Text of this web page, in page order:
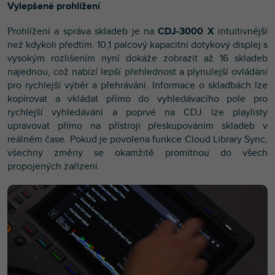
Vylepšené prohlížení
Prohlížení a správa skladeb je naCDJ-3000 Xintuitivnější
než kdykoli předtím. 10,1 palcový kapacitní dotykový displej s
vysokým rozlišením nyní dokáže zobrazit až 16 skladeb
najednou, což nabízí lepší přehlednost a plynulejší ovládání
pro rychlejší výběr a přehrávání. Informace o skladbách lze
kopírovat a vkládat přímo do vyhledávacího pole pro
rychlejší vyhledávání a poprvé na CDJ lze playlisty
upravovat přímo na přístroji přeskupováním skladeb v
reálném čase. Pokud je povolena funkce Cloud Library Sync,
všechny změny se okamžitě promítnou do všech
propojených zařízení.